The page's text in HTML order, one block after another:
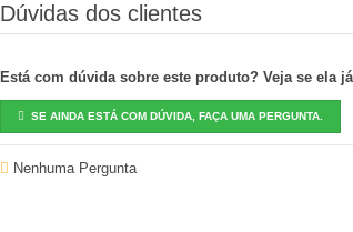
Dúvidas dos clientes
Está com dúvida sobre este produto? Veja se ela
SE AINDA ESTÁ COM DÚVIDA, FAÇA UMA PERGUNTA.
Nenhuma Pergunta